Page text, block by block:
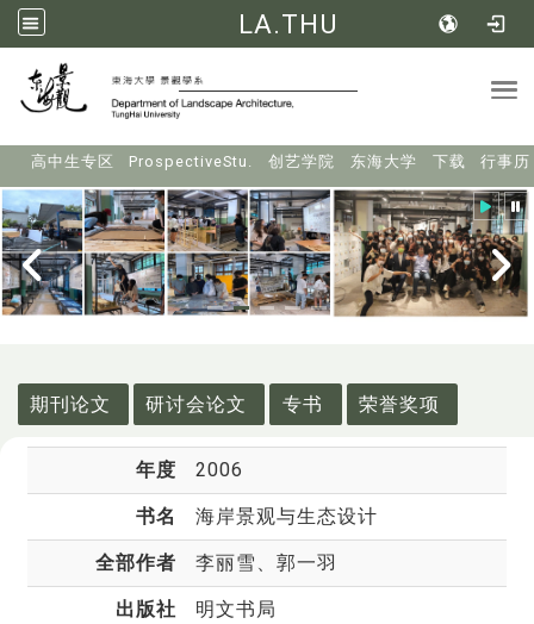
LA.THU
高中生专区 ProspectiveStu. 创艺学院 东海大学 下载 行事历
期刊论文
研讨会论文 专书 荣誉奖项
年度 2006
书名 海岸景观与生态设计
全部作者 李丽雪 、郭一羽
出版社 明文书局